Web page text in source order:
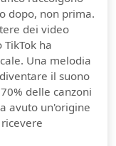
dopo, non prima.
dei video
ha
Una melodia
il suono
delle canzoni
avuto un'origine